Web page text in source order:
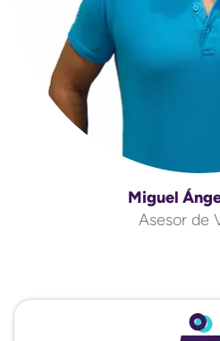
Miguel
Asesor de